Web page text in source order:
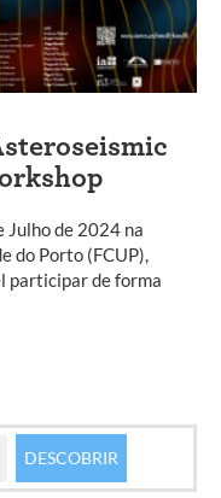
Julho de 2024 na
do Porto (FCUP),
participar de forma